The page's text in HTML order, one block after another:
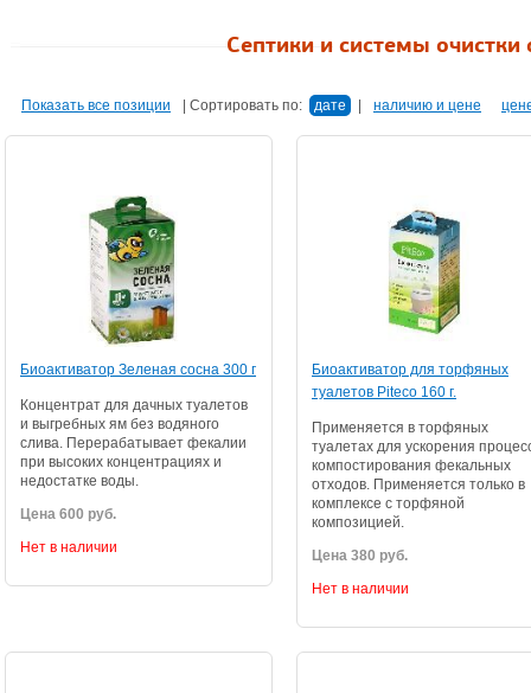
Септики и системы очистки
Показать все позиции Сортировать по: дате наличию и цене
Биоактиватор Зеленая сосна 300 г
Концентрат для дачных туалетов
и выгребных ям без водяного
слива. Перерабатывает фекалии
при высоких концентрациях и
недостатке воды.
Цена 600 руб.
Нет в наличии
Биоактиватор для торфяных
туалетов Piteco 160 г.
Применяется в торфяных
туалетах для ускорения
компостирования фекальных
отходов. Применяется только в
комплексе с торфяной
композицией.
Цена 380 руб.
Нет в наличии